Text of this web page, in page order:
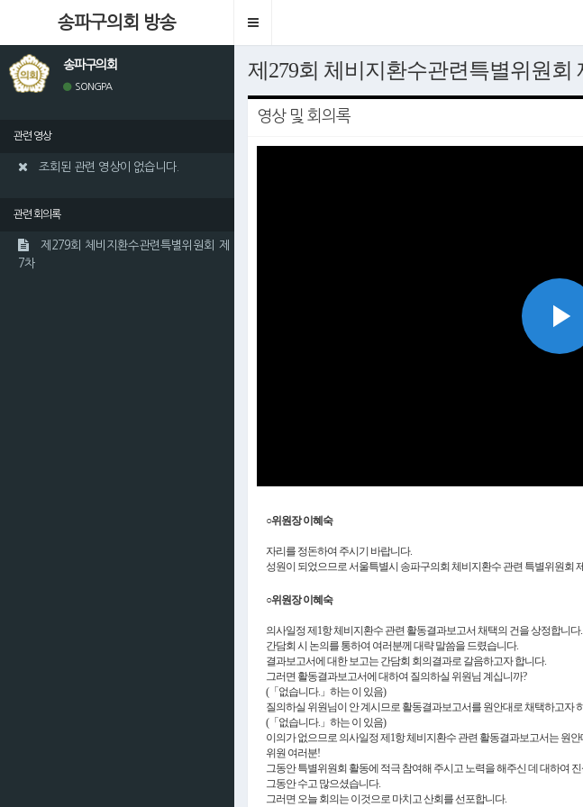
송파구의회 방송
Toggle
송파구의회
SONGPA
관련 영상
조회된 관련 영상이 없습니다.
관련 회의록
제279회 체비지환수관련특별위원회 제
7차
제279회 체비지환수관련특별위원회
영상 및 회의록
○위원장 이혜숙
자리를 정돈하여 주시기 바랍니다.
성원이 되었으므로 서울특별시 송파구의회 체비지환수 관련 특별위원회
○위원장 이혜숙
의사일정 제1항 체비지환수 관련 활동결과보고서 채택의 건을 상정합니다.
간담회 시 논의를 통하여 여러분께 대략 말씀을 드렸습니다.
결과보고서에 대한 보고는 간담회 회의결과로 갈음하고자 합니다.
그러면 활동결과보고서에 대하여 질의하실 위원님 계십니까?
(「없습니다.」하는 이 있음)
질의하실 위원님이 안 계시므로 활동결과보고서를 원안대로 채택하고자
(「없습니다.」하는 이 있음)
이의가 없으므로 의사일정 제1항 체비지환수 관련 활동결과보고서는 원
위원 여러분!
그동안 특별위원회 활동에 적극 참여해 주시고 노력을 해주신 데 대하여
그동안 수고 많으셨습니다.
그러면 오늘 회의는 이것으로 마치고 산회를 선포합니다.